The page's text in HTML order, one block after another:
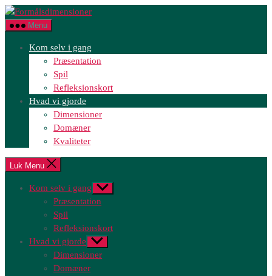
Spring
til
Formålsdimensioner
Menu
Kom selv i gang
Præsentation
Spil
Refleksionskort
Hvad vi gjorde
Dimensioner
Domæner
Kvaliteter
Luk Menu
Kom selv i gang Vis
undermenu
Præsentation
Spil
Refleksionskort
Hvad vi gjorde Vis
undermenu
Dimensioner
Domæner